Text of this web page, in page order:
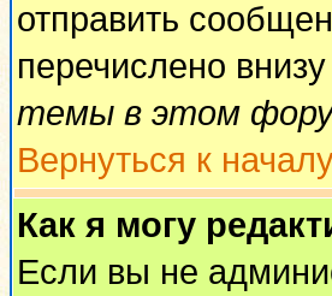
отправить
перечислено
темы в этом
Вернуться к
Как я могу
Если вы не